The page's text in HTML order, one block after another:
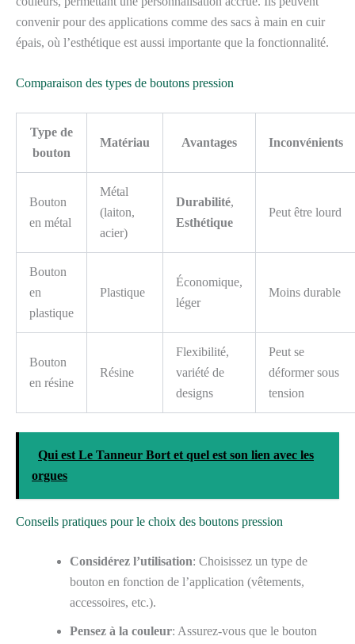
convenir pour des applications comme des sacs à main en cuir
épais, où l’esthétique est aussi importante que la fonctionnalité.
Comparaison des types de boutons pression
Type de
bouton
Matériau Avantages Inconvénients
Bouton
en métal
Métal
(laiton,
acier)
Durabilité,
Esthétique
Peut être lourd
Bouton
en
plastique
Plastique
Économique,
léger
Moins durable
Bouton
en résine
Résine
Flexibilité,
variété de
designs
Peut se
déformer sous
tension
Qui est Le Tanneur Bort et quel est son lien avec les
orgues
Conseils pratiques pour le choix des boutons pression
Considérez l’utilisation: Choisissez un type de
bouton en fonction de l’application (vêtements,
accessoires, etc.).
Pensez à la couleur: Assurez-vous que le bouton